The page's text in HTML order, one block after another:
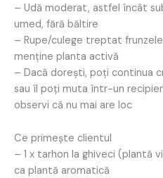
– Udă moderat, astfel încât
umed, fără băltire
– Rupe/culege treptat
menține planta activă
– Dacă dorești, poți continua
sau îl poți muta într-un
observi că nu mai are loc
Ce primește clientul
– 1 x tarhon la ghiveci (plantă
ca plantă aromatică